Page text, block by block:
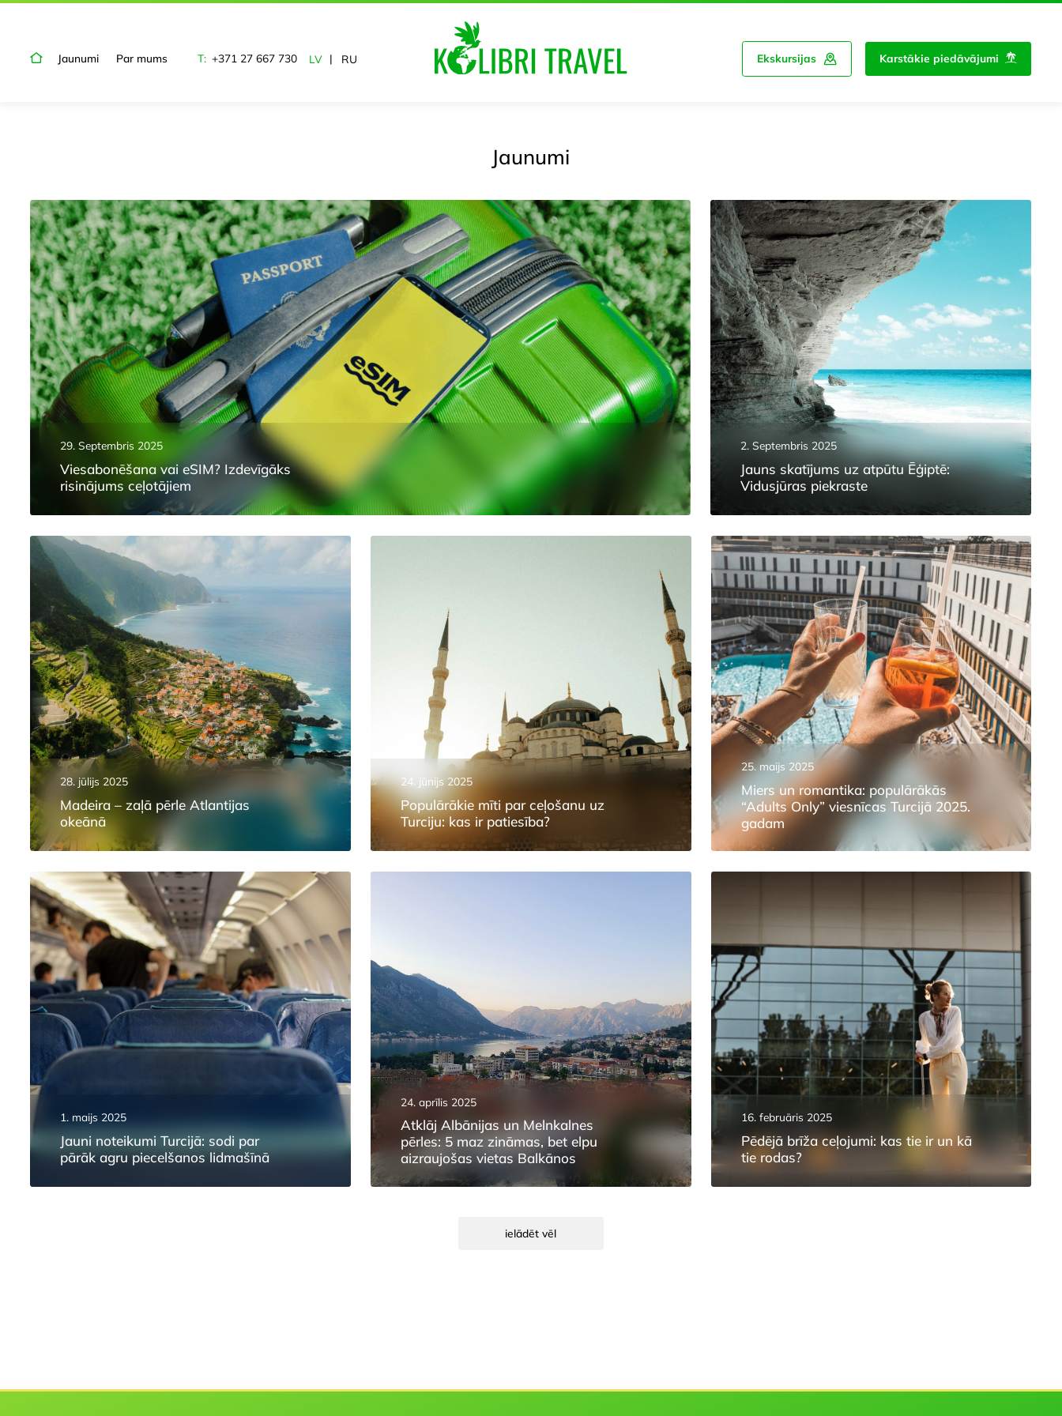
Jaunumi Par mums T: +371 27 667 730 LV RU Ekskursijas Karstākie piedāvājumi
Jaunumi
29. Septembris 2025
Viesabonēšana vai eSIM? Izdevīgāks
risinājums ceļotājiem
2. Septembris 2025
Jauns skatījums uz atpūtu Ēģiptē:
Vidusjūras piekraste
28. jūlijs 2025
Madeira – zaļā pērle Atlantijas
okeānā
24. jūnijs 2025
Populārākie mīti par ceļošanu uz
Turciju: kas ir patiesība?
25. maijs 2025
Miers un romantika: populārākās
“Adults Only” viesnīcas Turcijā 2025.
gadam
1. maijs 2025
Jauni noteikumi Turcijā: sodi par
pārāk agru piecelšanos lidmašīnā
24. aprīlis 2025
Atklāj Albānijas un Melnkalnes
pērles: 5 maz zināmas, bet elpu
aizraujošas vietas Balkānos
16. februāris 2025
Pēdējā brīža ceļojumi: kas tie ir un kā
tie rodas?
ielādēt vēl